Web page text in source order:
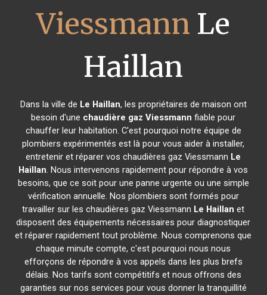
Viessmann Le
Haillan
Dans la ville de Le Haillan, les propriétaires de maison ont
besoin d'une chaudière gaz Viessmann fiable pour
chauffer leur habitation. C'est pourquoi notre équipe de
plombiers expérimentés est là pour vous aider à installer,
entretenir et réparer vos chaudières gaz Viessmann Le
Haillan. Nous intervenons rapidement pour répondre à vos
besoins, que ce soit pour une panne urgente ou une simple
vérification annuelle. Nos plombiers sont formés pour
travailler sur les chaudières gaz Viessmann Le Haillan et
disposent des équipements nécessaires pour diagnostiquer
et réparer rapidement tout problème. Nous comprenons que
chaque minute compte, c'est pourquoi nous nous
efforçons de répondre à vos appels dans les plus brefs
délais. Nos tarifs sont compétitifs et nous offrons des
garanties sur nos services pour vous donner la tranquillité